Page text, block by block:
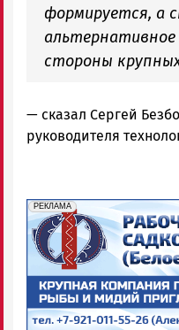
формируется, а
стороны
— сказал Сергей
руководителя
erid: 2SDnjf467GP
РЕКЛАМА
Реклама